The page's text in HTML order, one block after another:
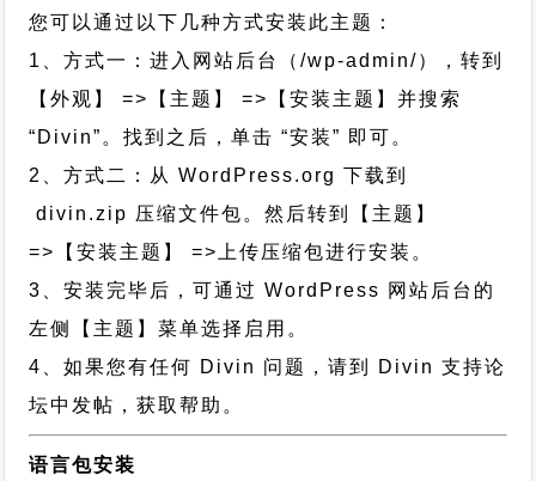
您可以通过以下几种方式安装此主题：
1、方式一：进入网站后台（/wp-admin/），转到
【外观】 =>【主题】 =>【安装主题】并搜索
“Divin”。找到之后，单击 “安装” 即可。
2、方式二：从 WordPress.org 下载到
divin.zip 压缩文件包。然后转到【主题】
=>【安装主题】 =>上传压缩包进行安装。
3、安装完毕后，可通过 WordPress 网站后台的
左侧【主题】菜单选择启用。
4、如果您有任何 Divin 问题，请到 Divin 支持论
坛中发帖，获取帮助。
语言包安装